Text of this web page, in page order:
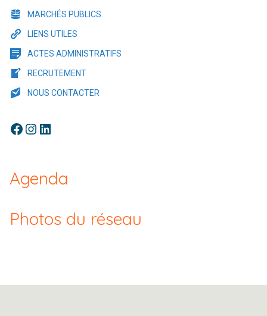
MARCHÉS PUBLICS
LIENS UTILES
ACTES ADMINISTRATIFS
RECRUTEMENT
NOUS CONTACTER
Facebook Instagram LinkedIn
Agenda
Photos du réseau